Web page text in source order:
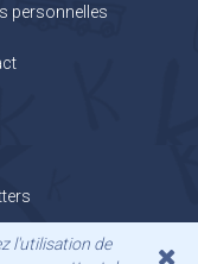
personnelles
l'utilisation de